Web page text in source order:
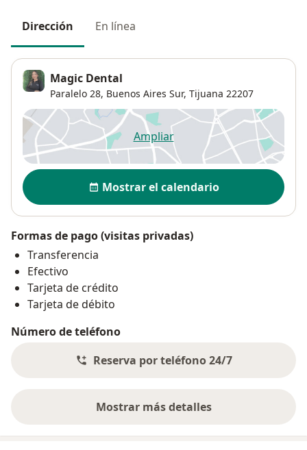
Dirección En línea
Magic Dental
Paralelo 28, Buenos Aires Sur, Tijuana 22207
Ampliarse abre en una nueva
Disponibilidad
Mostrar el calendario
Formas de pago (visitas privadas)
Transferencia
Efectivo
Tarjeta de crédito
Tarjeta de débito
Número de teléfono
Reserva por teléfono 24/7
Mostrar más detalles
sobre la dirección